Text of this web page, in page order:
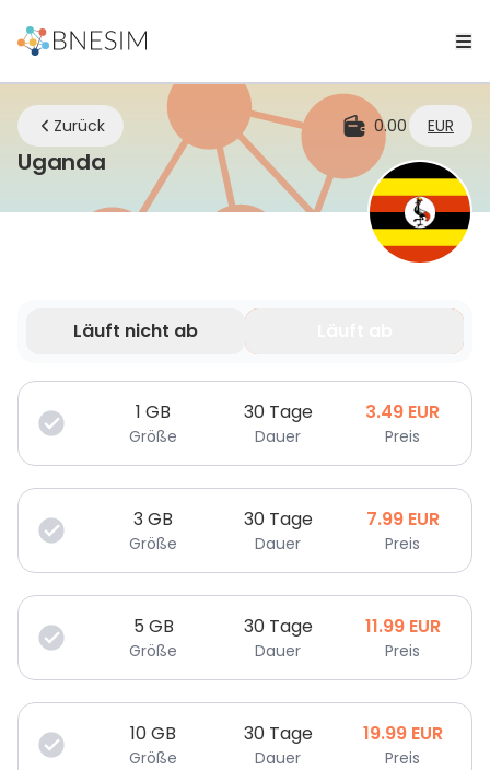
Zurück 0.00 EUR
UgandaeSIM | Bleiben Sie überall
Läuft nicht ab
Deine Daten sind nur für eine begrenzte Zeit gültig.
1 GB
Größe
30 Tage
Dauer
3.49 EUR
Preis
3GB
Größe
30 Tage
Dauer
7.99 EUR
Preis
5 GB
Größe
30 Tage
Dauer
11.99 EUR
Preis
10GB
Größe
30 Tage
Dauer
19.99 EUR
Preis